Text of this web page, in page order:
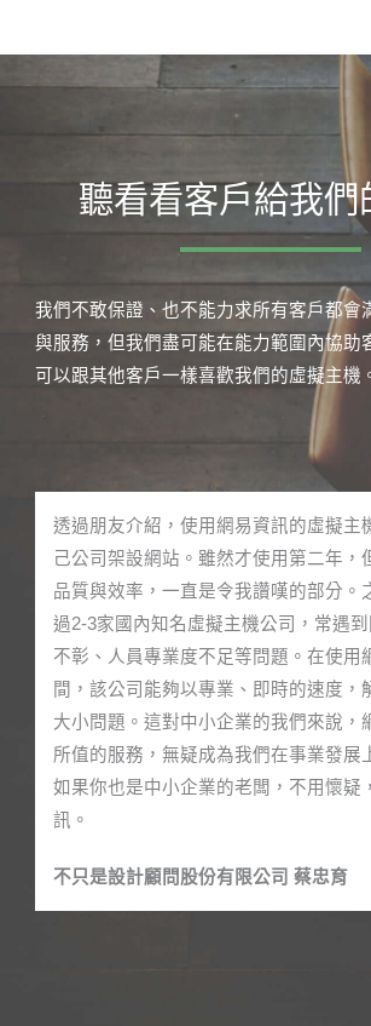
聽看看客戶給我們
我們不敢保證、也不能力求所有客戶都會
與服務，但我們盡可能在能力範圍內協助
可以跟其他客戶一樣喜歡我們的虛擬主機
透過朋友介紹，使用網易資訊的虛擬主
己公司架設網站。雖然才使用第二年，
品質與效率，一直是令我讚嘆的部分。
過2-3家國內知名虛擬主機公司，常遇
不彰、人員專業度不足等問題。在使用
間，該公司能夠以專業、即時的速度，
大小問題。這對中小企業的我們來說，
所值的服務，無疑成為我們在事業發展
如果你也是中小企業的老闆，不用懷疑
訊。
不只是設計顧問股份有限公司 蔡忠育